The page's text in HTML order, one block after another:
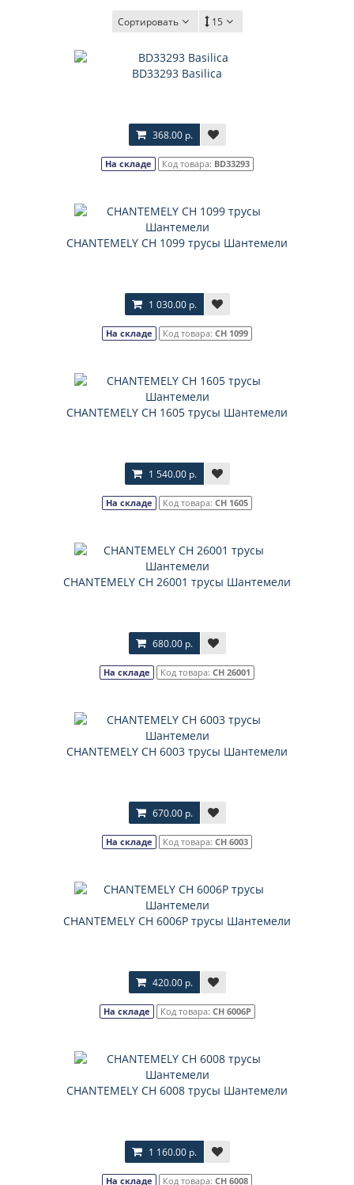
Сортировать 15
BD33293 Basilica
368.00 р.
На складе Код товара: BD33293
CHANTEMELY CH 1099 трусы Шантемели
1 030.00 р.
На складе Код товара: CH 1099
CHANTEMELY CH 1605 трусы Шантемели
1 540.00 р.
На складе Код товара: CH 1605
CHANTEMELY CH 26001 трусы Шантемели
680.00 р.
На складе Код товара: CH 26001
CHANTEMELY CH 6003 трусы Шантемели
670.00 р.
На складе Код товара: CH 6003
CHANTEMELY CH 6006P трусы Шантемели
420.00 р.
На складе Код товара: CH 6006P
CHANTEMELY CH 6008 трусы Шантемели
1 160.00 р.
На складе Код товара: CH 6008